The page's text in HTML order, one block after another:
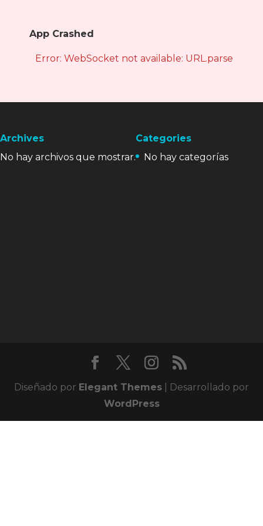
App Crashed
Error: WebSocket not available: URL.parse is
Archives
No hay archivos que mostrar.
Categories
No hay categorías
Diseñado por Elegant Themes | Desarrollado por
WordPress